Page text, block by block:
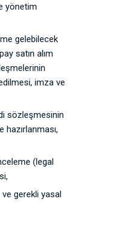
yönetim
gelebilecek
satın alım
imza ve
sözleşmesinin
(legal
gerekli yasal